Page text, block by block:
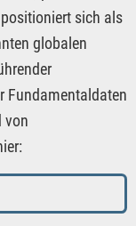
sich als
globalen
Fundamentaldaten
von